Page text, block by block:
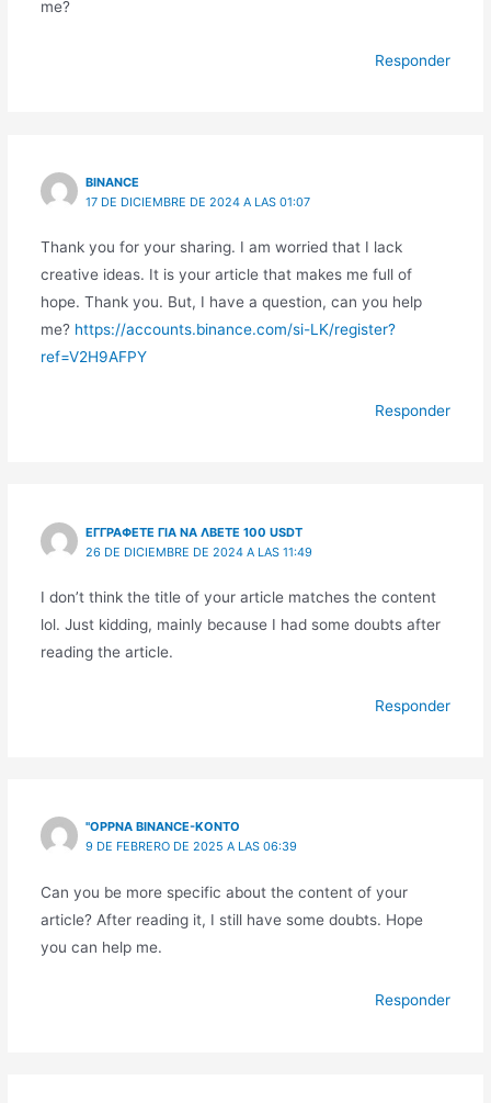
me?
Responder
BINANCE
17 DE DICIEMBRE DE 2024 A LAS 01:07
Thank you for your sharing. I am worried that I lack
creative ideas. It is your article that makes me full of
hope. Thank you. But, I have a question, can you help
me? https://accounts.binance.com/si-LK/register?
ref=V2H9AFPY
Responder
ΕΓΓΡΑΦΕΤΕ ΓΙΑ ΝΑ ΛΒΕΤΕ 100 USDT
26 DE DICIEMBRE DE 2024 A LAS 11:49
I don’t think the title of your article matches the content
lol. Just kidding, mainly because I had some doubts after
reading the article.
Responder
"OPPNA BINANCE-KONTO
9 DE FEBRERO DE 2025 A LAS 06:39
Can you be more specific about the content of your
article? After reading it, I still have some doubts. Hope
you can help me.
Responder